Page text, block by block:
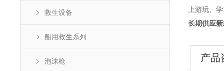
救生设备
船用救生系列
泡沫枪
上游玩、
长期供应
产品